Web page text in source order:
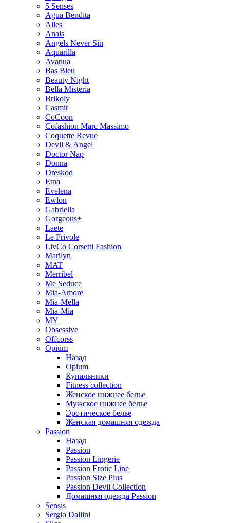
5 Senses
Agua Bendita
Alles
Anais
Angels Never Sin
Aquarilla
Avanua
Bas Bleu
Beauty Night
Bella Misteria
Brikoly
Casmir
CoCoon
Cofashion Marc Massimo
Coquette Revue
Devil & Angel
Doctor Nap
Donna
Dreskod
Etna
Evelena
Ewlon
Gabriella
Gorgeous+
Laete
Le Frivole
LivCo Corsetti Fashion
Marilyn
MAT
Merribel
Me Seduce
Mia-Amore
Mia-Mella
Mia-Mia
MY
Obsessive
Offcorss
Opium
Назад
Opium
Купальники
Fitness collection
Женское нижнее белье
Мужское нижнее белье
Эротическое белье
Женская домашняя одежда
Passion
Назад
Passion
Passion Lingerie
Passion Erotic Line
Passion Size Plus
Passion Devil Collection
Домашняя одежда Passion
Sensis
Sergio Dallini